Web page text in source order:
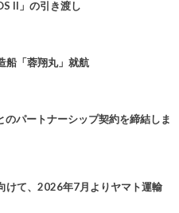
II」の引き渡し
船「蓉翔丸」就航
パートナーシップ契約を締結しま
けて、2026年7月よりヤマト運輸